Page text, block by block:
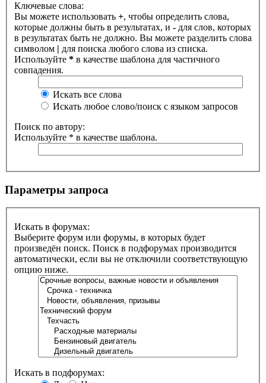
Ключевые слова:
Вы можете использовать +, чтобы определить слова,
которые должны быть в результатах, и - для слов, которых
в результатах быть не должно. Вы можете разделить слова
символом | для поиска любого слова из списка.
Используйте * в качестве шаблона для частичного
совпадения.
Искать все слова
Искать любое слово/поиск с языком запросов
Поиск по автору:
Используйте * в качестве шаблона.
Параметры запроса
Искать в форумах:
Выберите форум или форумы, в которых будет
произведён поиск. Поиск в подфорумах производится
автоматически, если вы не отключили соответствующую
опцию ниже.
Искать в подфорумах: